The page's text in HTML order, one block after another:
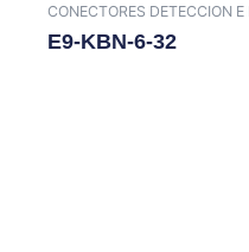
CONECTORES DETECCION E
E9-KBN-6-32